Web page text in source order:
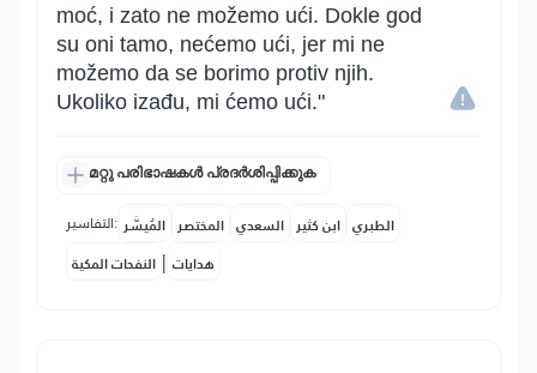
moć, i zato ne možemo ući. Dokle god
su oni tamo, nećemo ući, jer mi ne
možemo da se borimo protiv njih.
Ukoliko izađu, mi ćemo ući."
മറ്റു പരിഭാഷകൾ പ്രദർശിപ്പിക്കുക
التفاسير: المُيسَّر المختصر السعدي ابن كثير الطبري
النفحات المكية | هدايات